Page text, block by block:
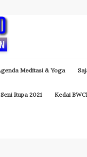
Meditasi & Yoga
Rupa 2021 Kedai